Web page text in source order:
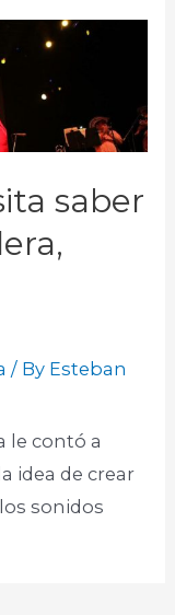
saber
/ By Esteban
le contó a
idea de crear
sonidos